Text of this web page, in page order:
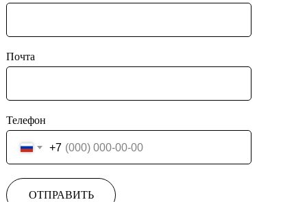
Почта
Телефон
+7
ОТПРАВИТЬ